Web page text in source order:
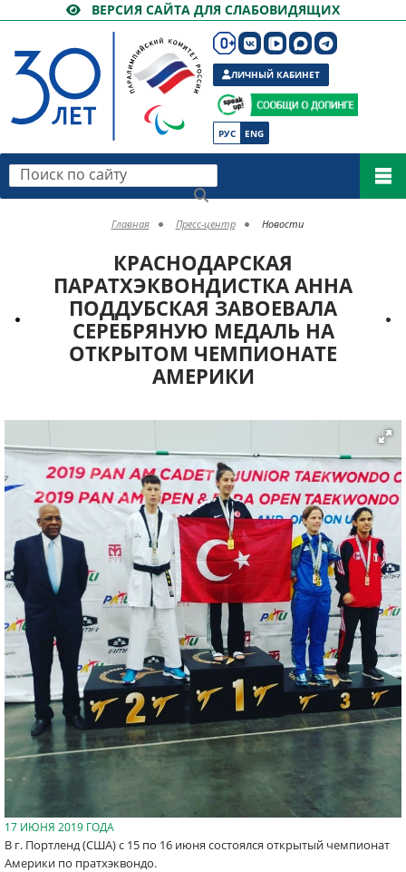
ВЕРСИЯ САЙТА ДЛЯ СЛАБОВИДЯЩИХ
РУС ENG
ЛИЧНЫЙ КАБИНЕТ
Поиск по сайту
Главная Пресс-центр Новости
КРАСНОДАРСКАЯ
ПАРАТХЭКВОНДИСТКА АННА
ПОДДУБСКАЯ ЗАВОЕВАЛА
СЕРЕБРЯНУЮ МЕДАЛЬ НА
ОТКРЫТОМ ЧЕМПИОНАТЕ
АМЕРИКИ
17 ИЮНЯ 2019 ГОДА
В г. Портленд (США) с 15 по 16 июня состоялся открытый чемпионат
Америки по пратхэквондо.